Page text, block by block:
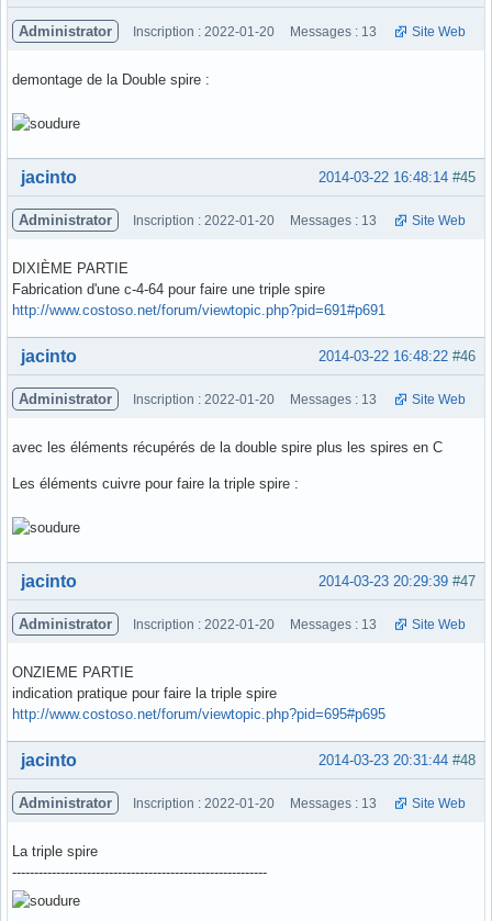
Administrator Inscription : 2022-01-20 Messages : 13 Site Web
demontage de la Double spire :
Hors ligne #45
2014-03-22 16:48:14
jacinto
Administrator Inscription : 2022-01-20 Messages : 13 Site Web
DIXIÈME PARTIE
Fabrication d'une c-4-64 pour faire une triple spire
http://www.costoso.net/forum/viewtopic.php?pid=691#p691
Hors ligne #46
2014-03-22 16:48:22
jacinto
Administrator Inscription : 2022-01-20 Messages : 13 Site Web
avec les éléments récupérés de la double spire plus les spires en C
Les éléments cuivre pour faire la triple spire :
Hors ligne #47
2014-03-23 20:29:39
jacinto
Administrator Inscription : 2022-01-20 Messages : 13 Site Web
ONZIEME PARTIE
indication pratique pour faire la triple spire
http://www.costoso.net/forum/viewtopic.php?pid=695#p695
Hors ligne #48
2014-03-23 20:31:44
jacinto
Administrator Inscription : 2022-01-20 Messages : 13 Site Web
La triple spire
----------------------------------------------------------